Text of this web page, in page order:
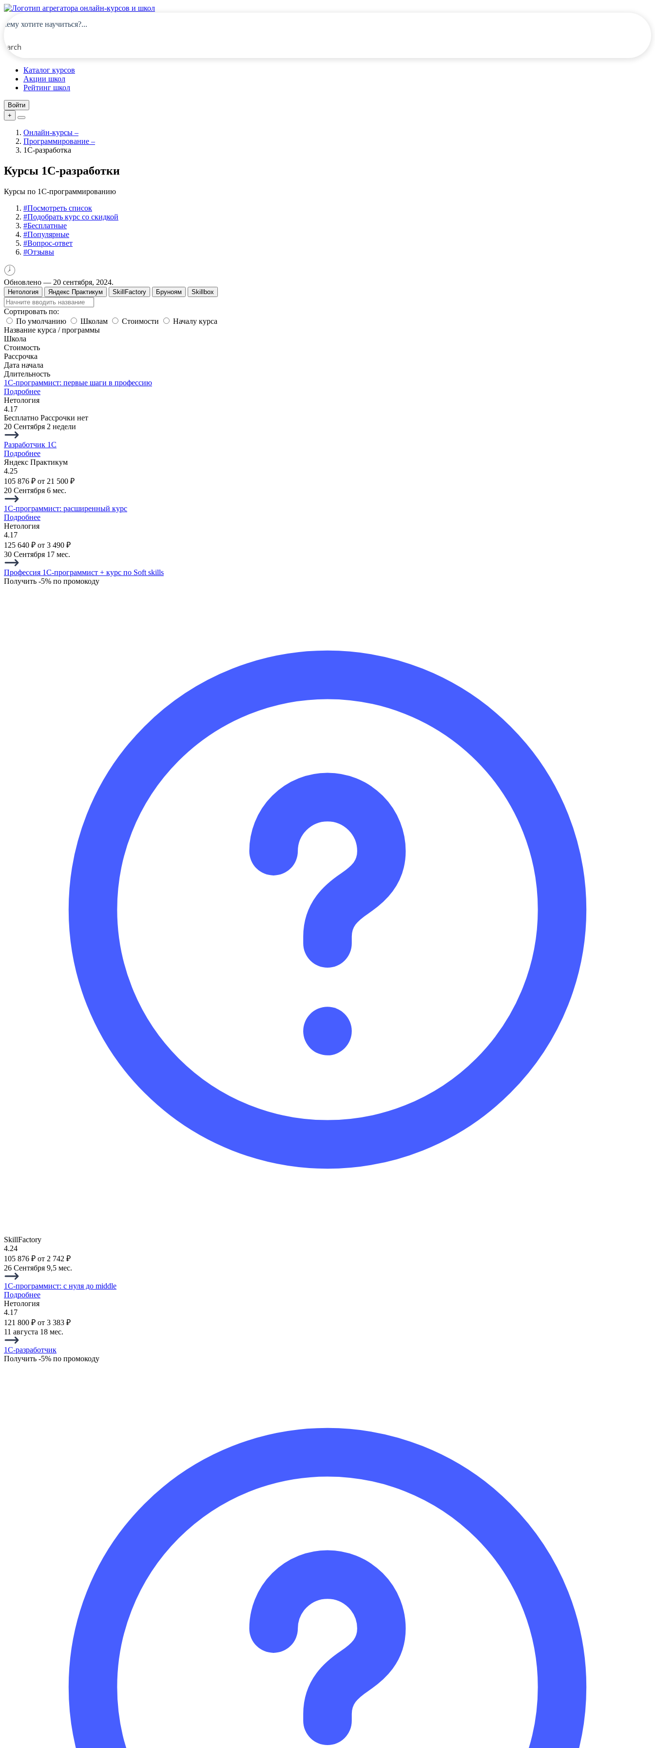
Каталог курсов
Акции школ
Рейтинг школ
Войти
+
Онлайн-курсы –
Программирование –
1C-разработка
Курсы 1С-разработки
Курсы по 1С-программированию
#Посмотреть список
#Подобрать курс со скидкой
#Бесплатные
#Популярные
#Вопрос-ответ
#Отзывы
Обновлено — 20 сентября, 2024.
Нетология Яндекс Практикум SkillFactory Бруноям Skillbox
Сортировать по:
По умолчанию
Школам Стоимости
Началу курса
Название курса / программы
Школа
Стоимость
Рассрочка
Дата начала
Длительность
1С-программист: первые шаги в профессию
Подробнее
Нетология
4.17
Бесплатно Рассрочки нет
20 Сентября 2 недели
Разработчик 1C
Подробнее
Яндекс Практикум
4.25
105 876 ₽ от 21 500 ₽
20 Сентября 6 мес.
1C-программист: расширенный курс
Подробнее
Нетология
4.17
125 640 ₽ от 3 490 ₽
30 Сентября 17 мес.
Профессия 1С-программист + курс по Soft skills
Получить -5% по промокоду
SkillFactory
4.24
105 876 ₽ от 2 742 ₽
26 Сентября 9,5 мес.
1C-программист: с нуля до middle
Подробнее
Нетология
4.17
121 800 ₽ от 3 383 ₽
11 августа 18 мес.
1C-разработчик
Получить -5% по промокоду